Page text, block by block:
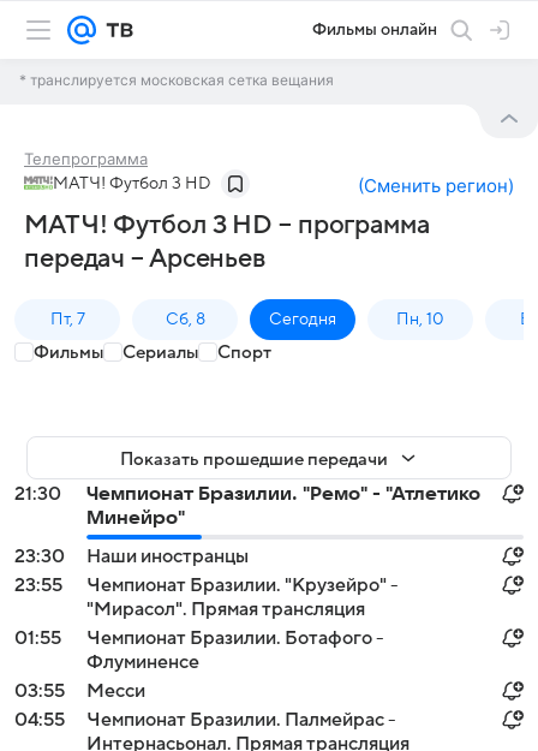
Фильмы онлайн
* транслируется московская сетка вещания
Телепрограмма
МАТЧ! Футбол 3 HD (Сменить регион)
МАТЧ! Футбол 3 HD – программа
передач – Арсеньев
Пт, 7 Сб, 8 Сегодня Пн, 10
Фильмы Сериалы Спорт
Показать прошедшие передачи
21:30
Чемпионат Бразилии. "Ремо" - "Атлетико
Минейро"
23:30
Наши иностранцы
23:55
Чемпионат Бразилии. "Крузейро" -
"Мирасол". Прямая трансляция
01:55
Чемпионат Бразилии. Ботафого -
Флуминенсе
03:55
Месси
04:55
Чемпионат Бразилии. Палмейрас -
Интернасьонал. Прямая трансляция